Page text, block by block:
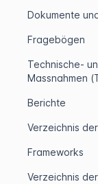
Dokumente
Fragebögen
Technische-
Massnahmen
Berichte
Verzeichnis
Frameworks
Verzeichnis